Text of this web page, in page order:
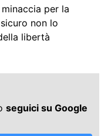
per la
non lo
libertà
seguici su Google